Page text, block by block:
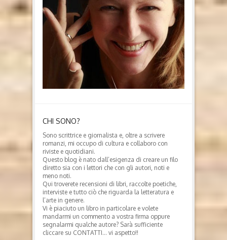
CHI SONO?
Sono scrittrice e giornalista e, oltre a scrivere
romanzi, mi occupo di cultura e collaboro con
riviste e quotidiani.
Questo blog è nato dall’esigenza di creare un filo
diretto sia con i lettori che con gli autori, noti e
meno noti.
Qui troverete recensioni di libri, raccolte poetiche,
interviste e tutto ciò che riguarda la letteratura e
l’arte in genere.
Vi è piaciuto un libro in particolare e volete
mandarmi un commento a vostra firma oppure
segnalarmi qualche autore? Sarà sufficiente
cliccare su CONTATTI… vi aspetto!!